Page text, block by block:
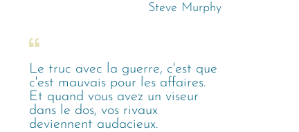
Steve Murphy
Le truc avec la guerre, c'est que
c'est mauvais pour les affaires.
Et quand vous avez un viseur
dans le dos, vos rivaux
deviennent audacieux.